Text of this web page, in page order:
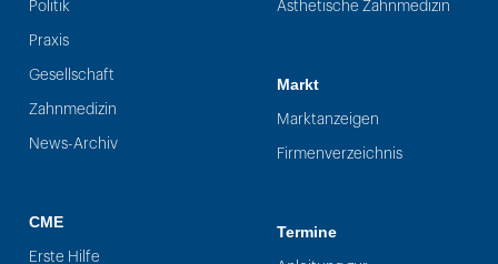
Politik
Praxis
Gesellschaft
Zahnmedizin
News-Archiv
CME
Erste Hilfe
Ästhetische Zahnmedizin
Markt
Marktanzeigen
Firmenverzeichnis
Termine